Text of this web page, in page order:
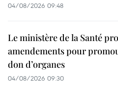
04/08/2026 09:48
Le ministère de la Santé
amendements pour
don d’organes
04/08/2026 09:30